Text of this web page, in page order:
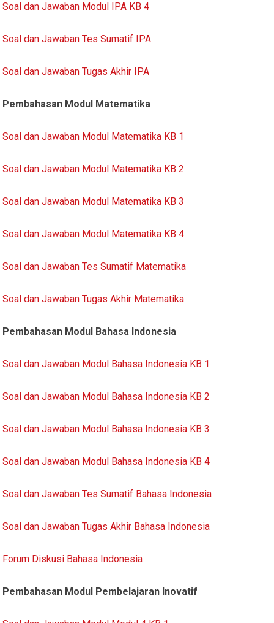
Soal dan Jawaban Modul IPA KB 4
Soal dan Jawaban Tes Sumatif IPA
Soal dan Jawaban Tugas Akhir IPA
Pembahasan Modul Matematika
Soal dan Jawaban Modul Matematika KB 1
Soal dan Jawaban Modul Matematika KB 2
Soal dan Jawaban Modul Matematika KB 3
Soal dan Jawaban Modul Matematika KB 4
Soal dan Jawaban Tes Sumatif Matematika
Soal dan Jawaban Tugas Akhir Matematika
Pembahasan Modul Bahasa Indonesia
Soal dan Jawaban Modul Bahasa Indonesia KB 1
Soal dan Jawaban Modul Bahasa Indonesia KB 2
Soal dan Jawaban Modul Bahasa Indonesia KB 3
Soal dan Jawaban Modul Bahasa Indonesia KB 4
Soal dan Jawaban Tes Sumatif Bahasa Indonesia
Soal dan Jawaban Tugas Akhir Bahasa Indonesia
Forum Diskusi Bahasa Indonesia
Pembahasan Modul Pembelajaran Inovatif